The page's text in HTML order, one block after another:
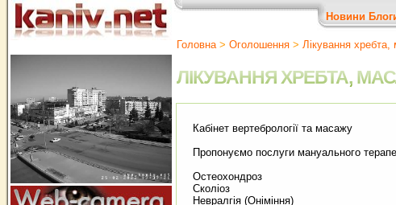
Новини
Головна> Оголошення > Лікування хребта,
ЛІКУВАННЯ ХРЕБТА,
Кабінет вертебрології та масажу
Пропонуємо послуги мануального
Остеохондроз
Сколіоз
Невралгія (Оніміння)